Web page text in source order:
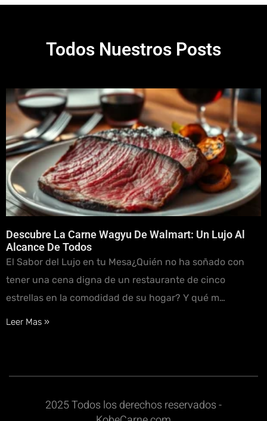
Todos Nuestros Posts
Descubre La Carne Wagyu De Walmart: Un Lujo Al
Alcance De Todos
El Sabor del Lujo en tu Mesa¿Quién no ha soñado con
tener una cena digna de un restaurante de cinco
estrellas en la comodidad de su hogar? Y qué m…
Leer Mas »
2025 Todos los derechos reservados -